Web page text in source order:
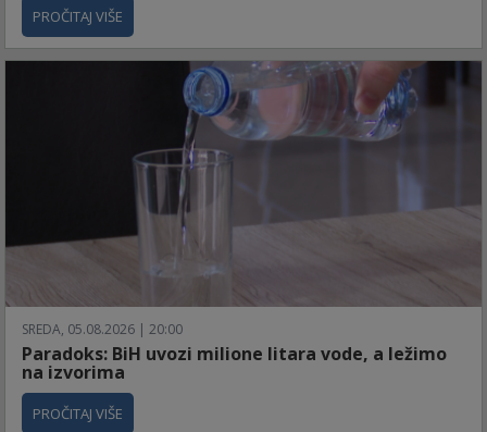
PROČITAJ VIŠE
SREDA, 05.08.2026 | 20:00
Paradoks: BiH uvozi milione litara vode, a ležimo
na izvorima
PROČITAJ VIŠE